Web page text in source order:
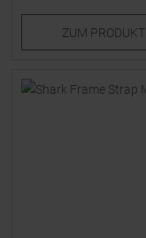
ZUM PRODUKT